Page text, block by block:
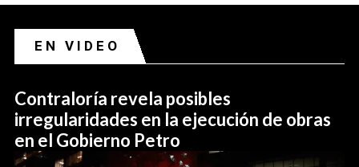
EN VIDEO
Contraloría revela posibles
irregularidades en la ejecución de obras
en el Gobierno Petro